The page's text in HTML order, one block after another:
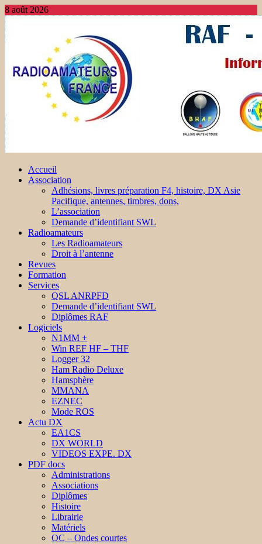
8 août 2026
Accueil
Association
Adhésions, livres préparation F4, histoire, DX Asie
Pacifique, antennes, timbres, dons,
L’association
Demande d’identifiant SWL
Radioamateurs
Les Radioamateurs
Droit à l’antenne
Revues
Formation
Services
QSL ANRPFD
Demande d’identifiant SWL
Diplômes RAF
Logiciels
N1MM +
Win REF HF – THF
Logger 32
Ham Radio Deluxe
Hamsphère
MMANA
EZNEC
Mode ROS
Actu DX
EA1CS
DX WORLD
VIDEOS EXPE. DX
PDF docs
Administrations
Associations
Diplômes
Histoire
Librairie
Matériels
OC – Ondes courtes